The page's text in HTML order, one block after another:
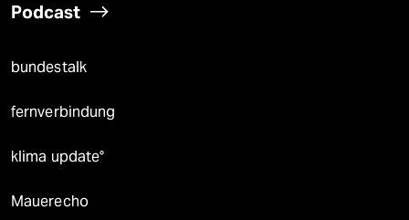
Podcast
bundestalk
fernverbindung
klima update°
Mauerecho